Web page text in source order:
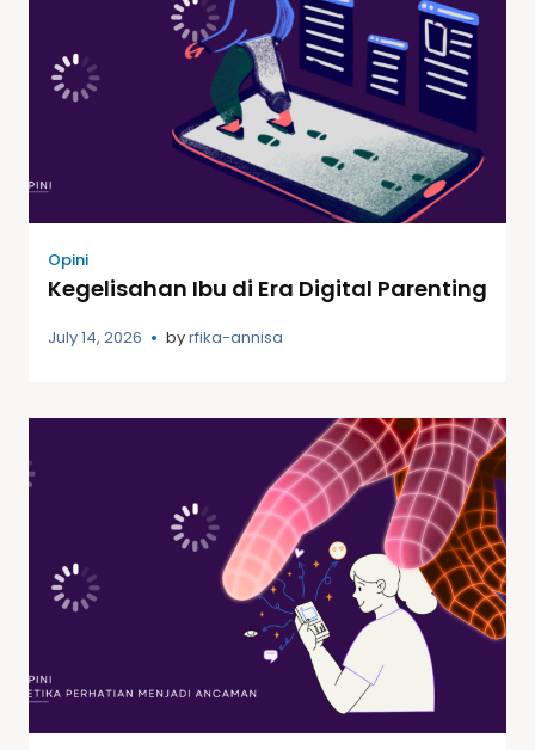
Opini
Kegelisahan Ibu di Era Digital Parenting
July 14, 2026 byrfika-annisa